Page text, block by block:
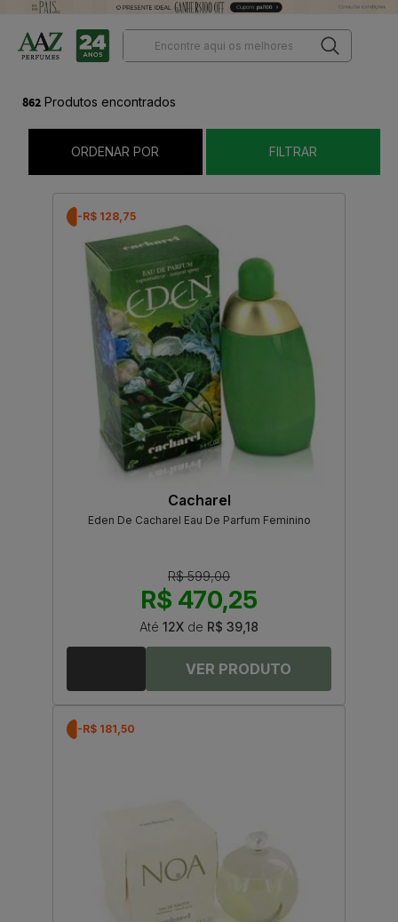
862 Produtos encontrados
ORDENAR POR FILTRAR
-R$ 128,75
Cacharel
Eden De Cacharel Eau De Parfum Feminino
R$ 599,00
R$ 470,25
Até 12X de R$ 39,18
-R$ 181,50